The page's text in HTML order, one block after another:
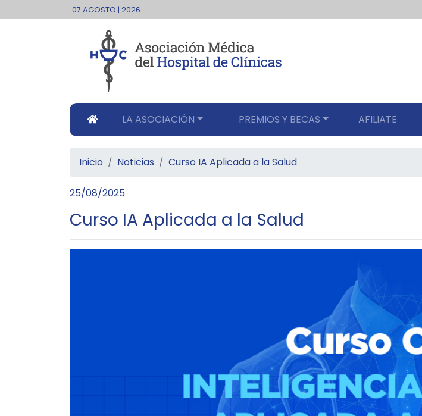
07 AGOSTO | 2026
LA ASOCIACIÓN PREMIOS Y BECAS AFILIATE
Inicio Noticias Curso IA Aplicada a la Salud
25/08/2025
Curso IA Aplicada a la Salud